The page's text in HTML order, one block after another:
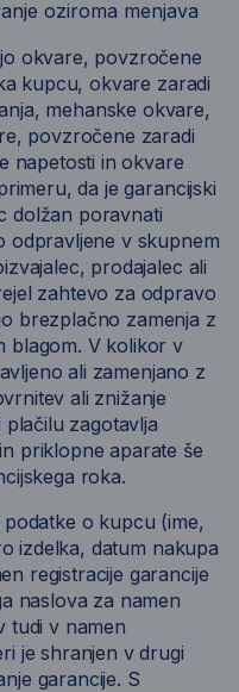
oziroma menjava
okvare, povzročene
kupcu, okvare zaradi
mehanske okvare,
povzročene zaradi
napetosti in okvare
da je garancijski
dolžan poravnati
odpravljene v skupnem
prodajalec ali
zahtevo za odpravo
brezplačno zamenja z
blagom. V kolikor v
ali zamenjano z
ali znižanje
zagotavlja
priklopne aparate še
roka.
o kupcu (ime,
izdelka, datum nakupa
registracije garancije
naslova za namen
tudi v namen
je shranjen v drugi
garancije. S